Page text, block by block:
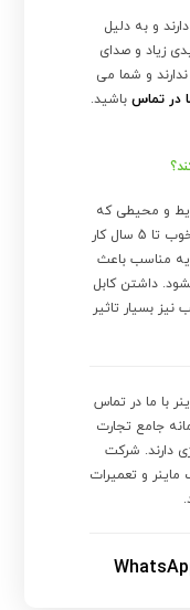
و به دلیل
زیاد و صدای
ندارند و شما می
در تماسباشید.
و محیطی که
در آن هستند دارد و معمولا در شرایط خوب تا 5 سال کار
مناسب باعث
داشتن کابل
بسیار تاثیر
با ما در تماس
جامع تجارت
دارند. شرکت
و تعمیرات